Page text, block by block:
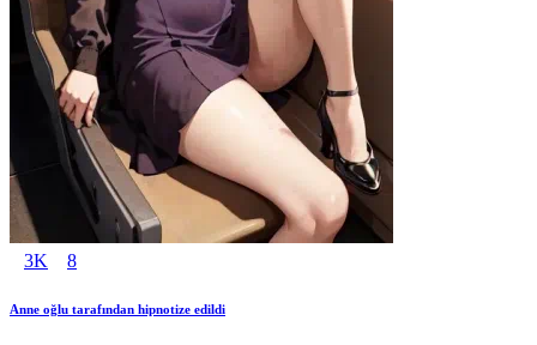
3K 8
Anne oğlu tarafından hipnotize edildi